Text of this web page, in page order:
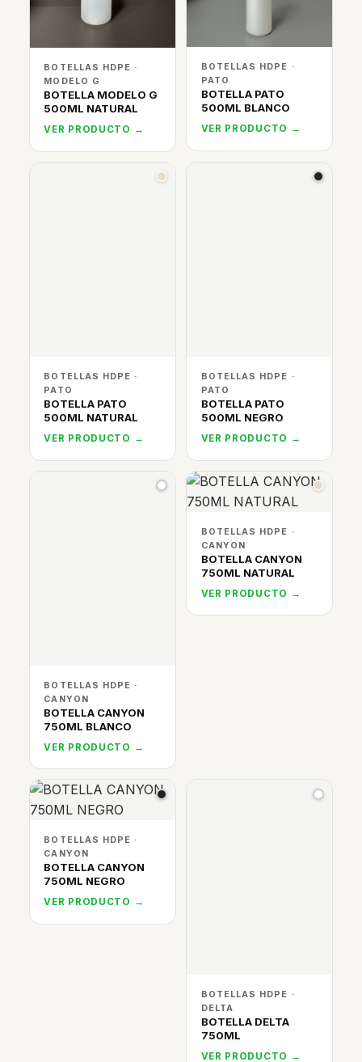
BOTELLAS HDPE ·
MODELO G
BOTELLA MODELO G
500ML NATURAL
VER PRODUCTO →
BOTELLAS HDPE ·
PATO
BOTELLA PATO
500ML BLANCO
VER PRODUCTO →
BOTELLAS HDPE ·
PATO
BOTELLA PATO
500ML NATURAL
VER PRODUCTO →
BOTELLAS HDPE ·
PATO
BOTELLA PATO
500ML NEGRO
VER PRODUCTO →
BOTELLAS HDPE ·
CANYON
BOTELLA CANYON
750ML BLANCO
VER PRODUCTO →
BOTELLAS HDPE ·
CANYON
BOTELLA CANYON
750ML NATURAL
VER PRODUCTO →
BOTELLAS HDPE ·
CANYON
BOTELLA CANYON
750ML NEGRO
VER PRODUCTO →
BOTELLAS HDPE ·
DELTA
BOTELLA DELTA
750ML
VER PRODUCTO →